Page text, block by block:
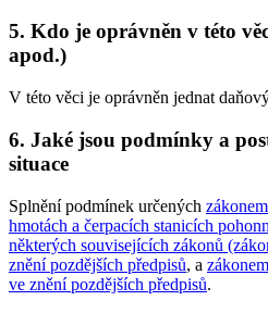
5. Kdo je oprávněn v této
apod.)
V této věci je oprávněn jednat
6. Jaké jsou podmínky a
situace
Splnění podmínek určených
hmotách a čerpacích stanicích
některých souvisejících zákonů
znění pozdějších předpisů, a
ve znění pozdějších předpisů.